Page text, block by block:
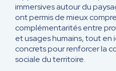
immersives autour du
ont permis de mieux
complémentarités entre
et usages humains, tout
concrets pour renforcer la
sociale du territoire.